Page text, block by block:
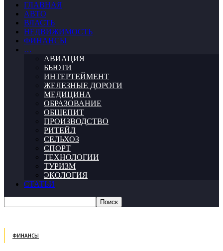
ГЛАВНАЯ
АВТО
ВЛАСТЬ
НЕДВИЖИМОСТЬ
ФИНАНСЫ
…
АВИАЦИЯ
БЬЮТИ
ИНТЕРТЕЙМЕНТ
ЖЕЛЕЗНЫЕ ДОРОГИ
МЕДИЦИНА
ОБРАЗОВАНИЕ
ОБЩЕПИТ
ПРОИЗВОДСТВО
РИТЕЙЛ
СЕЛЬХОЗ
СПОРТ
ТЕХНОЛОГИИ
ТУРИЗМ
ЭКОЛОГИЯ
СТАТЬИ
ФИНАНСЫ